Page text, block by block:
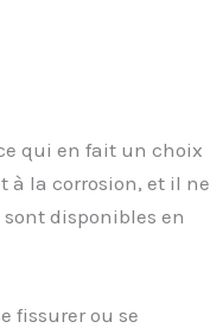
qui en fait un choix
à la corrosion, et il ne
disponibles en
fissurer ou se